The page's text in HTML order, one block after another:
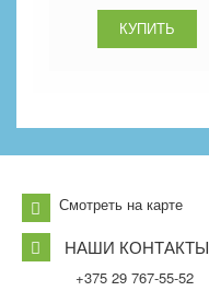
Смотреть на карте
НАШИ КОНТАКТЫ
+375 29 767-55-52